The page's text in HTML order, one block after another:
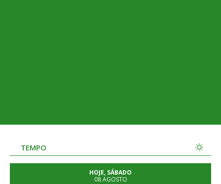
TEMPO
HOJE, SÁBADO
08 AGOSTO